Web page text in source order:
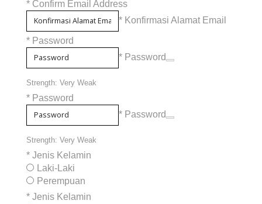
* Confirm Email Address
* Konfirmasi Alamat Email
* Password
* Password
Strength: Very Weak
* Password
* Password
Strength: Very Weak
* Jenis Kelamin
Laki-Laki
Perempuan
* Jenis Kelamin